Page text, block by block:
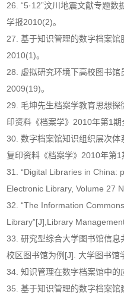
26. “5·12”汶川地震文献专题
学报2010(2)。
27. 基于知识管理的数字档案馆
2010(1)。
28. 虚拟研究环境下高校图书
2009(19)。
29. 毛坤先生档案学教育思想
印资料《档案学》2010年第1期
30. 数字档案馆知识组织层次
复印资料《档案学》2010年第1
31. “Digital Libraries in China:
Electronic Library, Volume 27
32. “The Information
Library”[J],Library
33. 研究型综合大学图书馆信
校区图书馆为例[J]. 大学图书馆
34. 知识管理在数字档案馆中的
35. 基于知识管理的数字档案